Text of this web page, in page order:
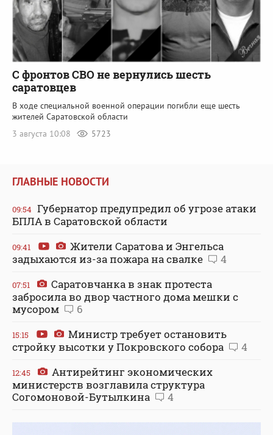
С фронтов СВО не вернулись шесть
саратовцев
В ходе специальной военной операции погибли еще шесть
жителей Саратовской области
3 августа 10:08
5723
ГЛАВНЫЕ НОВОСТИ
09:54 Губернатор предупредил об угрозе атаки
БПЛА в Саратовской области
09:41
Жители Саратова и Энгельса
задыхаются из-за пожара на свалке
4
07:51
Саратовчанка в знак протеста
забросила во двор частного дома мешки с
мусором
6
15:15
Министр требует остановить
стройку высотки у Покровского собора
4
12:45
Антирейтинг экономических
министерств возглавила структура
Согомоновой-Бутылкина
4